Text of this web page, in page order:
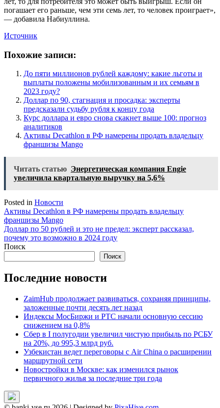
погашает его раньше, чем эти семь лет, то человек проиграет»,
— добавила Набиуллина.
Источник
Похожие записи:
До пяти миллионов рублей каждому: какие льготы и
выплаты положены мобилизованным и их семьям в
2023 году?
Доллар по 90, стагнация и просадка: эксперты
предсказали судьбу рубля к концу года
Курс доллара и евро снова скакнет выше 100: прогноз
аналитиков
Активы Decathlon в РФ намерены продать владельцу
франшизы Mango
Читать статью Энергетическая компания Engie
увеличила квартальную выручку на 5,6%
Posted in Новости
Навигация
по
записям
Активы Decathlon в РФ намерены продать владельцу
франшизы Mango
Доллар по 50 рублей и это не предел: эксперт рассказал,
почему это возможно в 2024 году
Поиск
Поиск
Последние новости
ZaimHub продолжает развиваться, сохраняя принципы,
заложенные почти десять лет назад
Индексы МосБиржи и РТС начали основную сессию
снижением на 0,8%
Сбер в I полугодии увеличил чистую прибыль по РСБУ
на 20%, до 995,3 млрд руб.
Узбекистан ведет переговоры с Air China о расширении
маршрутной сети
Новостройки в Москве: как изменился рынок
первичного жилья за последние три года